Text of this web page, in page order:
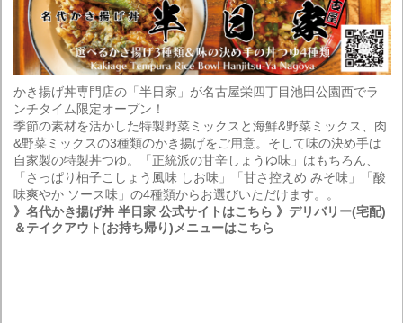
かき揚げ丼専門店の「半日家」が名古屋栄四丁目池田公園西でラ
ンチタイム限定オープン！
季節の素材を活かした特製野菜ミックスと海鮮&野菜ミックス、肉
&野菜ミックスの3種類のかき揚げをご用意。そして味の決め手は
自家製の特製丼つゆ。「正統派の甘辛しょうゆ味」はもちろん、
「さっぱり柚子こしょう風味 しお味」「甘さ控えめ みそ味」「酸
味爽やか ソース味」の4種類からお選びいただけます。。
》名代かき揚げ丼 半日家 公式サイトはこちら 》デリバリー(宅配)
＆テイクアウト(お持ち帰り)メニューはこちら